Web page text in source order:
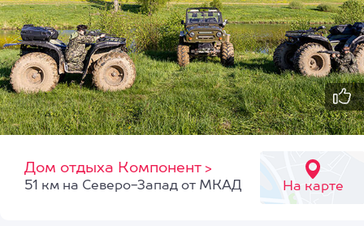
Дом отдыха Компонент >
На карте
51 км на Северо-Запад от МКАД